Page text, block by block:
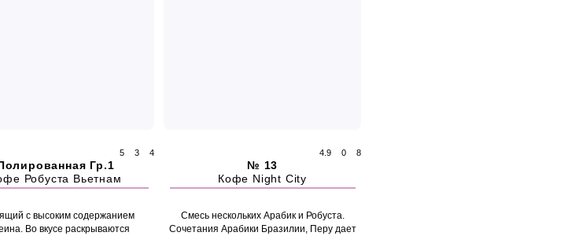
5 3 4
Гр.1
Робуста Вьетнам
с высоким содержанием
Во вкусе раскрываются
4.9 0 8
№ 13
Кофе Night City
Смесь нескольких Арабик и Робуста.
Сочетания Арабики Бразилии, Перу дает